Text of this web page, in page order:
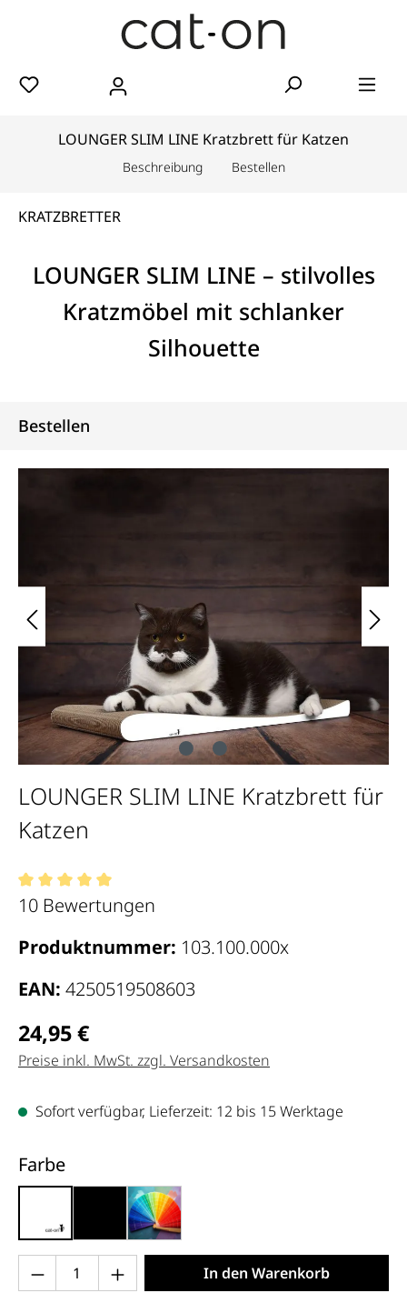
LOUNGER SLIM LINE Kratzbrett für Katzen
Beschreibung Bestellen
KRATZBRETTER
LOUNGER SLIM LINE – stilvolles
Kratzmöbel mit schlanker
Silhouette
Bestellen
LOUNGER SLIM LINE Kratzbrett für
Katzen
Durchschnittliche Bewertung von 5 von 5 Sternen
10 Bewertungen
Produktnummer: 103.100.000x
EAN: 4250519508603
Regulärer Preis:
24,95 €
Preise inkl. MwSt. zzgl. Versandkosten
Sofort verfügbar, Lieferzeit: 12 bis 15 Werktage
Farbeauswählen
weiß, gestrichen (000x)
schwarz matt (013x)
individuelle Farbe (999)
Produkt Anzahl: Gib den gewünschten
In den Warenkorb